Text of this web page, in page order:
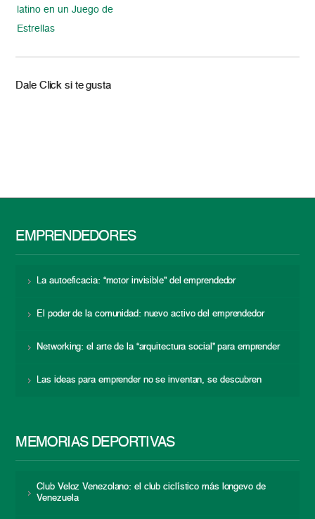
latino en un Juego de
Estrellas
Dale Click si te gusta
EMPRENDEDORES
La autoeficacia: “motor invisible” del emprendedor
El poder de la comunidad: nuevo activo del emprendedor
Networking: el arte de la “arquitectura social” para emprender
Las ideas para emprender no se inventan, se descubren
MEMORIAS DEPORTIVAS
Club Veloz Venezolano: el club ciclístico más longevo de
Venezuela